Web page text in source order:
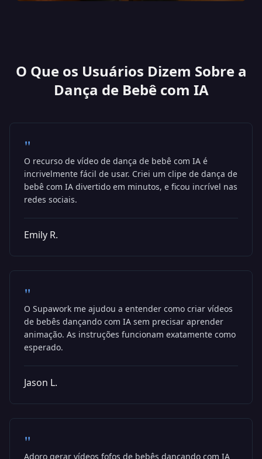
O Que os Usuários Dizem Sobre a
Dança de Bebê com IA
"
O recurso de vídeo de dança de bebê com IA é
incrivelmente fácil de usar. Criei um clipe de dança de
bebê com IA divertido em minutos, e ficou incrível nas
redes sociais.
Emily R.
"
O Supawork me ajudou a entender como criar vídeos
de bebês dançando com IA sem precisar aprender
animação. As instruções funcionam exatamente como
esperado.
Jason L.
"
Adoro gerar vídeos fofos de bebês dançando com IA